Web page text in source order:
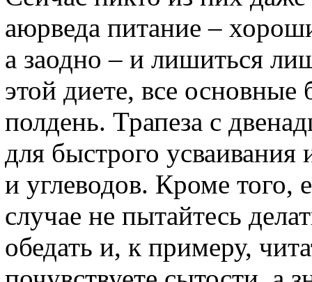
аюрведа питание –
а заодно – и лишиться
этой диете, все
полдень. Трапеза с
для быстрого усваивания
и углеводов. Кроме того,
случае не пытайтесь
обедать и, к примеру,